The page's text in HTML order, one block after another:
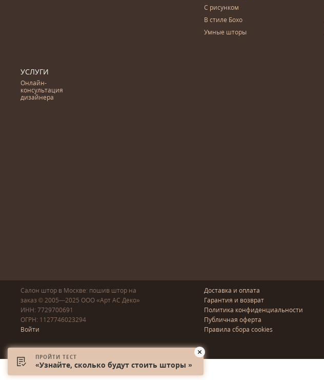
УСЛУГИ
Онлайн-
консультация
дизайнера
С рисунком
В стиле Бохо
Умные шторы
Салон штор в Москве: пошив штор на
заказ © 2005—2025 ООО «Арт АС Деко»
ИНН: 7729700691
ОГРН: 1127746023294
Войти
Доставка и оплата
Гарантия и возврат
Политика конфиденциальности
Публичная оферта
Правила сбора cookies
ПРОЙТИ ТЕСТ
«Узнайте, сколько будут стоить шторы »